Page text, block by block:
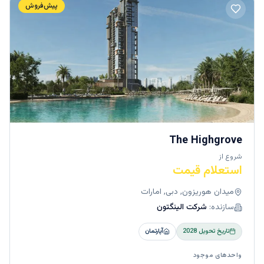
جنس فلز ، شیشه و سنگ را به نمایش می گذارند و از
بالاترین سطح ظرافت و کیفیت , برخوردار می باشند.
ایتون پلاس
ایتون پلاس , یک پروژه آپارتمانی مدرن است که مجموعه ای
از استودیوها و آپارتمان های 1 و 2 خوابه را در منطقه ی
باشکوهجمیرا ویلج سرکل
(JVC) را عرضه می کند . این
اقامتگاه ها ، به بخش طبقه متوسط ​​اختصاص دارند و با
رنگ ها و طرح های دقیق ، طراحی و اجرا شده اند . این
اقامتگاه ها از امکانات رفاهی با کیفیت بالا از جمله : امنیت
24/7 ، سالن بدنسازی ، استخر و بسیاری امکانات و
تجهیزات دیگر نیز برخوردار می باشند.
پیش‌فروش
The Highgrove
شروع از
استعلام قیمت
میدان هوریزون, دبی, امارات
سازنده: شرکت الینگتون
تاریخ تحویل2028 آپارتمان
واحدهای موجود